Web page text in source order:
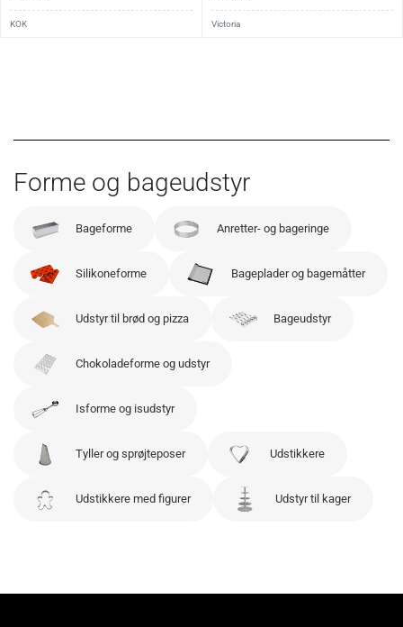
KOK Victoria
Forme og bageudstyr
Bageforme Anretter- og bageringe
Silikoneforme Bageplader og bagemåtter
Udstyr til brød og pizza Bageudstyr
Chokoladeforme og udstyr
Isforme og isudstyr
Tyller og sprøjteposer Udstikkere
Udstikkere med figurer Udstyr til kager